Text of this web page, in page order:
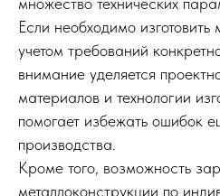
Если необходимо изготовить
учетом требований
внимание уделяется
материалов и технологии
помогает избежать ошибок
производства.
Кроме того, возможность
металлоконструкции по